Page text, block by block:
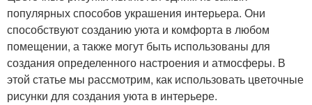
популярных способов украшения интерьера. Они
способствуют созданию уюта и комфорта в любом
помещении, а также могут быть использованы для
создания определенного настроения и атмосферы. В
этой статье мы рассмотрим, как использовать цветочные
рисунки для создания уюта в интерьере.